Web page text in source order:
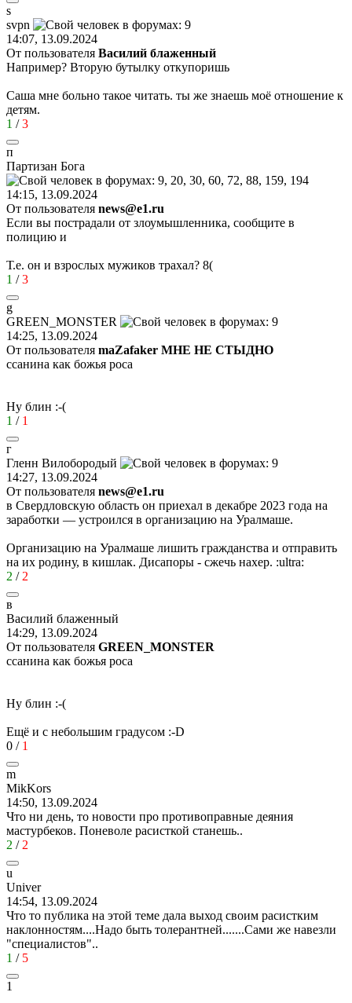
s
svpn
14:07, 13.09.2024
От пользователя Василий блаженный
Например? Вторую бутылку откупоришь
Саша мне больно такое читать. ты же знаешь моё отношение к
детям.
1 /3
п
Партизан Бога
14:15, 13.09.2024
От пользователя news@e1.ru
Если вы пострадали от злоумышленника, сообщите в
полицию и
Т.е. он и взрослых мужиков трахал? 8(
1 /3
g
GREEN_MONSTER
14:25, 13.09.2024
От пользователя maZafaker МНЕ НЕ СТЫДНО
ссанина как божья роса
Ну блин :-(
1 / 1
г
Гленн Вилобородый
14:27, 13.09.2024
От пользователя news@e1.ru
в Свердловскую область он приехал в декабре 2023 года на
заработки — устроился в организацию на Уралмаше.
Организацию на Уралмаше лишить гражданства и отправить
на их родину, в кишлак. Дисапоры - сжечь нахер. :ultra:
2 / 2
в
Василий блаженный
14:29, 13.09.2024
От пользователя GREEN_MONSTER
ссанина как божья роса
Ну блин :-(
Ещё и с небольшим градусом :-D
0 / 1
m
MikKors
14:50, 13.09.2024
Что ни день, то новости про противоправные деяния
мастурбеков. Поневоле расисткой станешь..
2 / 2
u
Univer
14:54, 13.09.2024
Что то публика на этой теме дала выход своим расистким
наклонностям....Надо быть толерантней.......Сами же навезли
"специалистов"..
1 / 5
1